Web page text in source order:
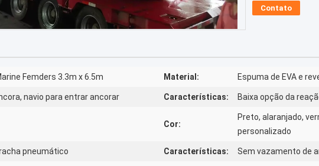
Contato
Femders 3.3m x 6.5m Material: Espuma de EVA e
navio para entrar ancorar Características: Baixa opção da
Cor:
Preto, alaranjado,
personalizado
pneumático Características: Sem vazamento de